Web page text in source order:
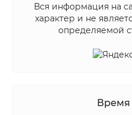
Вся информация на
характер и не
определяемой
Время